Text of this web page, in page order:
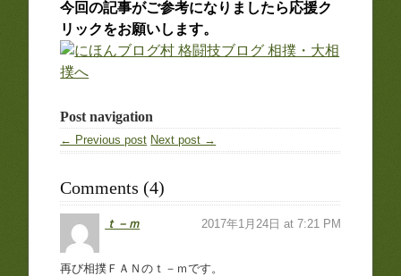
今回の記事がご参考になりましたら応援ク
リックをお願いします。
Post navigation
← Previous post Next post →
Comments (4)
ｔ－ｍ 2017年1月24日 at 7:21 PM
再び相撲ＦＡＮのｔ－ｍです。